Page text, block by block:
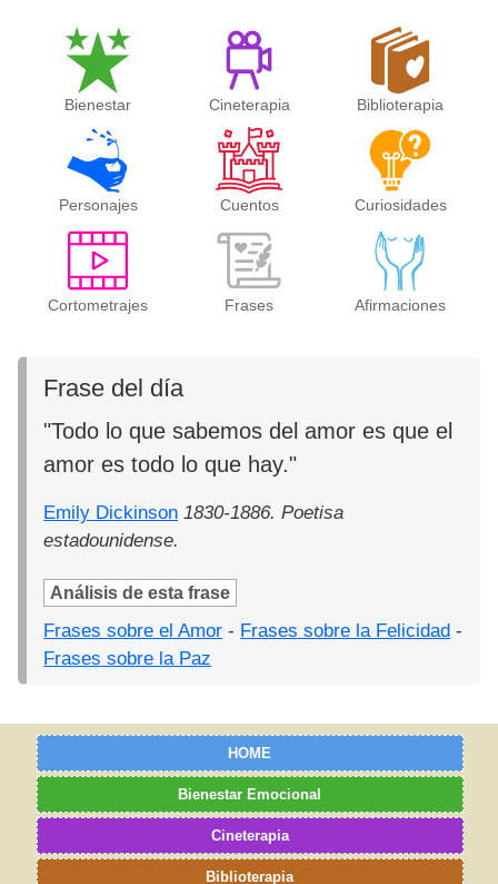
Bienestar Cineterapia Biblioterapia
Personajes Cuentos Curiosidades
Cortometrajes Frases Afirmaciones
Frase del día
"Todo lo que sabemos del amor es que el
amor es todo lo que hay."
Emily Dickinson 1830-1886. Poetisa
estadounidense.
Análisis de esta frase
Frases sobre el Amor - Frases sobre la Felicidad -
Frases sobre la Paz
HOME
Bienestar Emocional
Cineterapia
Biblioterapia